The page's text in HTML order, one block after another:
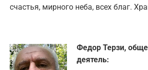
счастья, мирного неба, всех благ.
Федор Терзи,
деятель: